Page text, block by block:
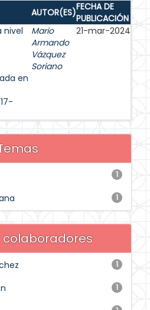
AUTOR(ES)FECHA DE
PUBLICACIÓN
nivel
en
Mario
Armando
Vázquez
Soriano
21-mar-2024
1
1
colaboradores
1
1